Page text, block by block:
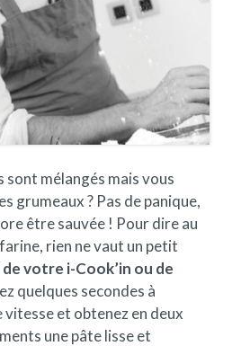
sont mélangés mais vous
grumeaux ? Pas de panique,
être sauvée ! Pour dire au
rien ne vaut un petit
votre i-Cook’in ou de
quelques secondes à
vitesse et obtenez en deux
une pâte lisse et